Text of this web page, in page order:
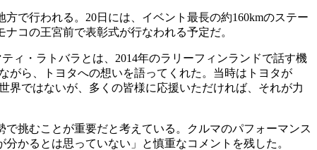
で行われる。20日には、イベント最長の約160kmのステー
コの王宮前で表彰式が行なわれる予定だ。
ィ・ラトバラとは、2014年のラリーフィンランドで話す機
がら、トヨタへの想いを語ってくれた。当時はトヨタが
ではないが、多くの皆様に応援いただければ、それが力
挑むことが重要だと考えている。クルマのパフォーマンス
かるとは思っていない」と慎重なコメントを残した。